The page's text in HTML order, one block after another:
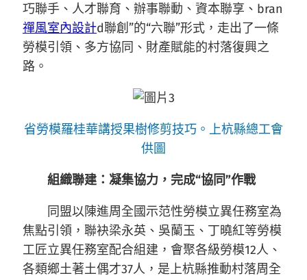
巧聯手、人才聯育、辦事聯動、資本聯享、bran
禪風室內設計d聯創”的“六聯”形式，走出了一條
勞模引領、多方協同、財產賦能的村落復興之
路。
省勞模羅桂華講授果樹修剪技巧。上杭縣總工會
供圖
組織聯建：凝集協力，完成“協同”作戰
同盟以陳進周全國示范性勞模立異任務室為
焦點引領，聯袂梁永英、吳蘭玉、丁曉紅等勞模
工匠立異任務室配合組建，會聚各級勞模12人、
各類鄉土著土偶才37人，是上杭縣推動村落周全